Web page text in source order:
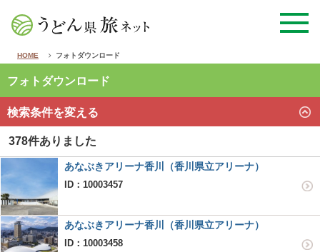
HOME フォトダウンロード
フォトダウンロード
検索条件を変える
378件ありました
あなぶきアリーナ香川（香川県立アリーナ）
ID：10003457
あなぶきアリーナ香川（香川県立アリーナ）
ID：10003458